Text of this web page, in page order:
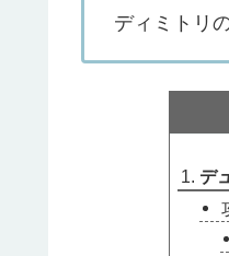
ディミトリ
デ